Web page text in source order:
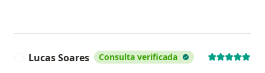
Lucas Soares Consulta verificada